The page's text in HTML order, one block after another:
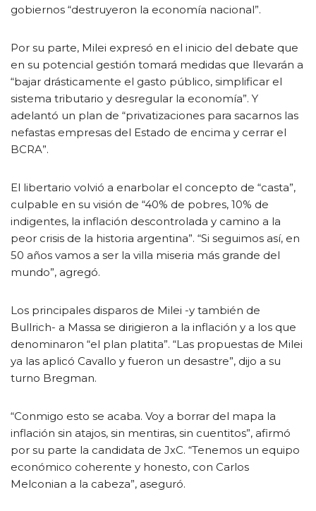
gobiernos “destruyeron la economía nacional”.
Por su parte, Milei expresó en el inicio del debate que
en su potencial gestión tomará medidas que llevarán a
“bajar drásticamente el gasto público, simplificar el
sistema tributario y desregular la economía”. Y
adelantó un plan de “privatizaciones para sacarnos las
nefastas empresas del Estado de encima y cerrar el
BCRA”.
El libertario volvió a enarbolar el concepto de “casta”,
culpable en su visión de “40% de pobres, 10% de
indigentes, la inflación descontrolada y camino a la
peor crisis de la historia argentina”. “Si seguimos así, en
50 años vamos a ser la villa miseria más grande del
mundo”, agregó.
Los principales disparos de Milei -y también de
Bullrich- a Massa se dirigieron a la inflación y a los que
denominaron “el plan platita”. “Las propuestas de Milei
ya las aplicó Cavallo y fueron un desastre”, dijo a su
turno Bregman.
“Conmigo esto se acaba. Voy a borrar del mapa la
inflación sin atajos, sin mentiras, sin cuentitos”, afirmó
por su parte la candidata de JxC. “Tenemos un equipo
económico coherente y honesto, con Carlos
Melconian a la cabeza”, aseguró.